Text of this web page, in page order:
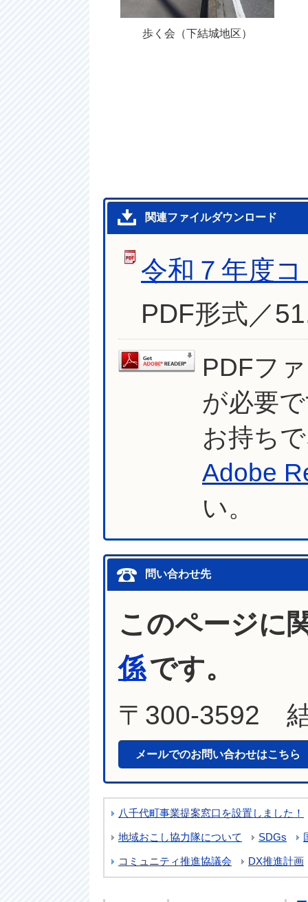
歩く会（下結城地区）
関連ファイルダウンロード
令和７年度
PDF形式／
PDFフ
が必要
お持ち
Adobe
い。
問い合わせ先
このページに
係です。
〒300-3592
メールでのお問い合わせはこちら
八千代町事業提案窓口を設置しました！
地域おこし協力隊について SDGs
コミュニティ推進協議会 DX推進計画